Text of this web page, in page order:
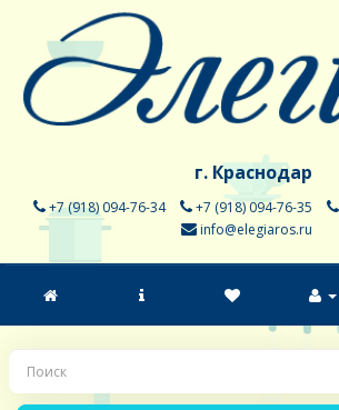
г. Краснодар
+7 (918) 094-76-34 +7 (918) 094-76-35
info@elegiaros.ru